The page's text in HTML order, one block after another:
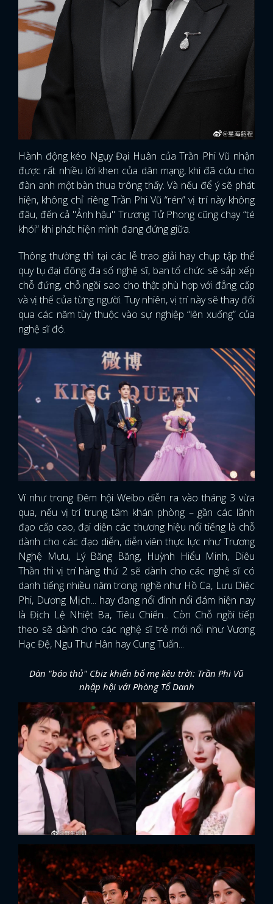
Hành động kéo Ngụy Đại Huân của Trần Phi Vũ nhận
được rất nhiều lời khen của dân mạng, khi đã cứu cho
đàn anh một bàn thua trông thấy. Và nếu để ý sẽ phát
hiện, không chỉ riêng Trần Phi Vũ “rén” vị trí này không
đâu, đến cả "Ảnh hậu" Trương Tử Phong cũng chạy “té
khói” khi phát hiện mình đang đứng giữa.
Thông thường thì tại các lễ trao giải hay chụp tập thể
quy tụ đại đông đa số nghệ sĩ, ban tổ chức sẽ sắp xếp
chỗ đứng, chỗ ngồi sao cho thật phù hợp với đẳng cấp
và vị thế của từng người. Tuy nhiên, vị trí này sẽ thay đổi
qua các năm tùy thuộc vào sự nghiệp “lên xuống” của
nghệ sĩ đó.
Ví như trong Đêm hội Weibo diễn ra vào tháng 3 vừa
qua, nếu vị trí trung tâm khán phòng – gần các lãnh
đạo cấp cao, đại diện các thương hiệu nổi tiếng là chỗ
dành cho các đạo diễn, diễn viên thực lực như Trương
Nghệ Mưu, Lý Băng Băng, Huỳnh Hiểu Minh, Diêu
Thần thì vị trí hàng thứ 2 sẽ dành cho các nghệ sĩ có
danh tiếng nhiều năm trong nghề như Hồ Ca, Lưu Diệc
Phi, Dương Mịch... hay đang nổi đình nổi đám hiện nay
là Địch Lệ Nhiệt Ba, Tiêu Chiến... Còn Chỗ ngồi tiếp
theo sẽ dành cho các nghệ sĩ trẻ mới nổi như Vương
Hạc Đệ, Ngu Thư Hân hay Cung Tuấn...
Dàn "báo thủ" Cbiz khiến bố mẹ kêu trời: Trần Phi Vũ
nhập hội với Phòng Tổ Danh